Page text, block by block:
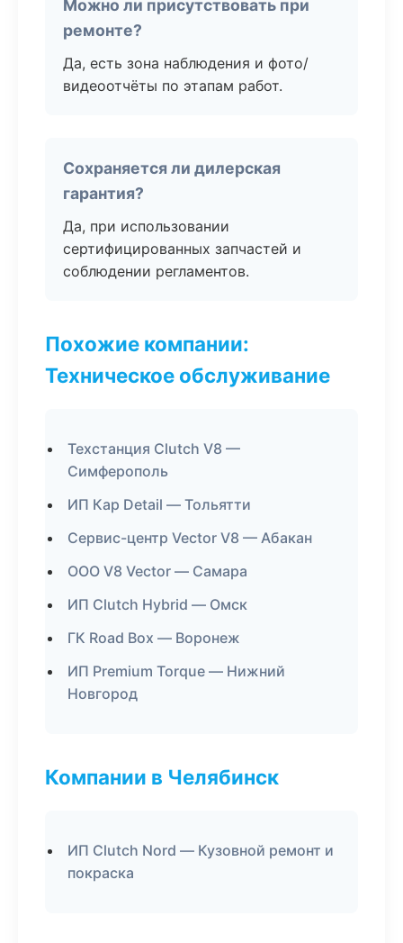
Можно ли присутствовать при
ремонте?
Да, есть зона наблюдения и фото/
видеоотчёты по этапам работ.
Сохраняется ли дилерская
гарантия?
Да, при использовании
сертифицированных запчастей и
соблюдении регламентов.
Похожие компании:
Техническое обслуживание
Техстанция Clutch V8 —
Симферополь
ИП Кар Detail — Тольятти
Сервис-центр Vector V8 — Абакан
ООО V8 Vector — Самара
ИП Clutch Hybrid — Омск
ГК Road Box — Воронеж
ИП Premium Torque — Нижний
Новгород
Компании в Челябинск
ИП Clutch Nord — Кузовной ремонт и
покраска